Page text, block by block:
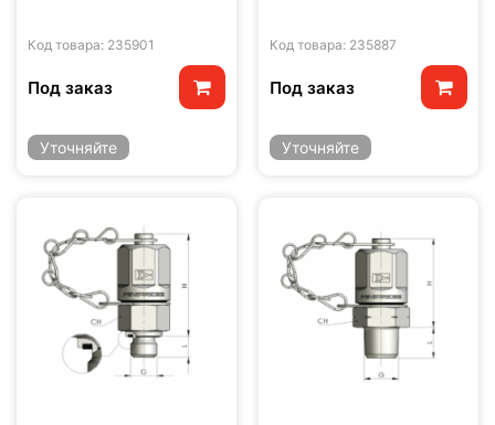
Код товара: 235901
Под заказ
Уточняйте
Код товара: 235887
Под заказ
Уточняйте